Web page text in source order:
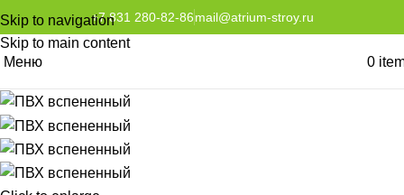
Skip to navigation
Skip to main content
+7 831 280-82-86mail@atrium-stroy.ru
Меню 0